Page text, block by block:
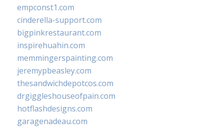
empconst1.com
cinderella-support.com
bigpinkrestaurant.com
inspirehuahin.com
memmingerspainting.com
jeremypbeasley.com
thesandwichdepotcos.com
drgiggleshouseofpain.com
hotflashdesigns.com
garagenadeau.com